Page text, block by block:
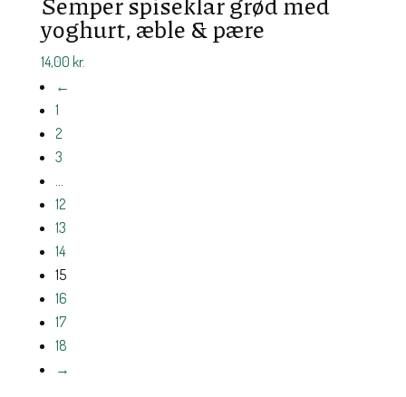
yoghurt, æble & pære
14,00 kr.
←
1
2
3
…
12
13
14
15
16
17
18
→